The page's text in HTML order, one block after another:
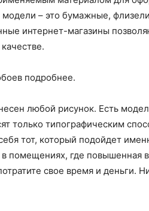
– это бумажные,
интернет-магазины
подробнее.
любой рисунок. Есть
только типографическим
тот, который подойдет
помещениях, где повышенная
свое время и деньги.